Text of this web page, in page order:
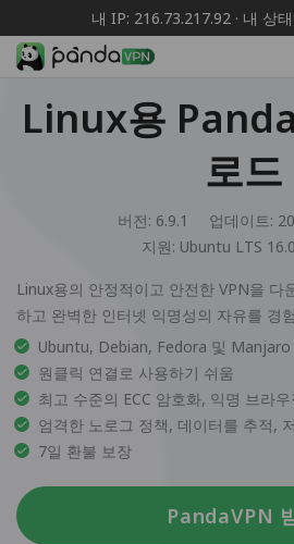
내 IP: 216.73.217.92 · 내 상태:
Linux용
로드
버전: 6.9.1
업데이트:
지원: Ubuntu LTS
Linux용의 안정적이고 안전한 VPN을 다
하고 완벽한 인터넷 익명성의 자유를 경
Ubuntu, Debian, Fedora 및 Manjaro
원클릭 연결로 사용하기 쉬움
최고 수준의 ECC 암호화, 익명 브라우
엄격한 노로그 정책, 데이터를 추적,
7일 환불 보장
PandaVPN